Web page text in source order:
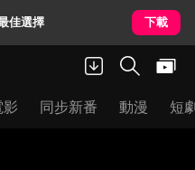
佳選擇 下載
影 同步新番 動漫 短